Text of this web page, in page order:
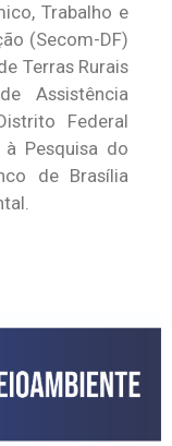
Trabalho e
(Secom-DF)
Terras Rurais
Assistência
Federal
Pesquisa do
de Brasília